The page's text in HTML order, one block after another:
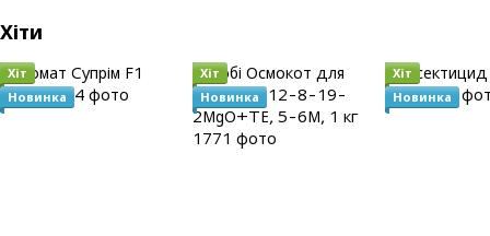
Хіти
Хіт
Новинка
Хіт
Новинка
Хіт
Новинка